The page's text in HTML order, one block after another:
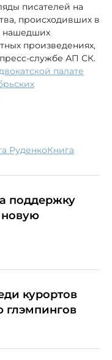
писателей на
происходивших в
нашедших
произведениях,
службе АП СК.
палате
Руденко книга
поддержку
новую
курортов
глэмпингов